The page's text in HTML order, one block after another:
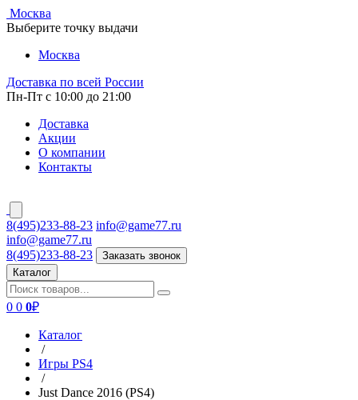
Москва
Выберите точку выдачи
Москва
Доставка по всей России
Пн-Пт с 10:00 до 21:00
Доставка
Акции
О компании
Контакты
8(495)233-88-23 info@game77.ru
info@game77.ru
8(495)233-88-23
Заказать звонок
Каталог
0 0 0₽
Каталог
/
Игры PS4
/
Just Dance 2016 (PS4)